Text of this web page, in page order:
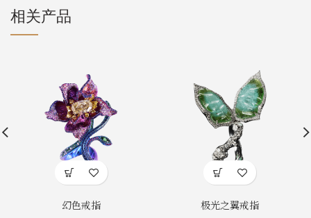
相关产品
幻色戒指 极光之翼戒指